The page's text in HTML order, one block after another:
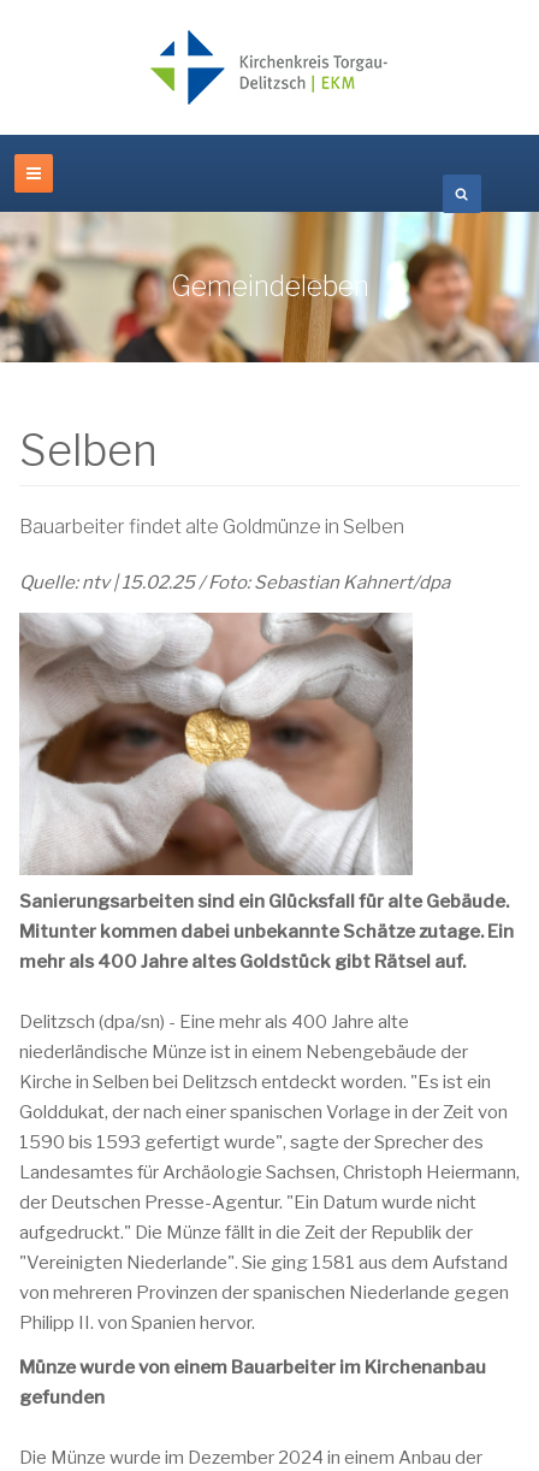
Gemeindeleben
Selben
Bauarbeiter findet alte Goldmünze in Selben
Quelle: ntv | 15.02.25 / Foto: Sebastian Kahnert/dpa
Sanierungsarbeiten sind ein Glücksfall für alte Gebäude.
Mitunter kommen dabei unbekannte Schätze zutage. Ein
mehr als 400 Jahre altes Goldstück gibt Rätsel auf.
Delitzsch (dpa/sn) - Eine mehr als 400 Jahre alte
niederländische Münze ist in einem Nebengebäude der
Kirche in Selben bei Delitzsch entdeckt worden. "Es ist ein
Golddukat, der nach einer spanischen Vorlage in der Zeit von
1590 bis 1593 gefertigt wurde", sagte der Sprecher des
Landesamtes für Archäologie Sachsen, Christoph Heiermann,
der Deutschen Presse-Agentur. "Ein Datum wurde nicht
aufgedruckt." Die Münze fällt in die Zeit der Republik der
"Vereinigten Niederlande". Sie ging 1581 aus dem Aufstand
von mehreren Provinzen der spanischen Niederlande gegen
Philipp II. von Spanien hervor.
Münze wurde von einem Bauarbeiter im Kirchenanbau
gefunden
Die Münze wurde im Dezember 2024 in einem Anbau der